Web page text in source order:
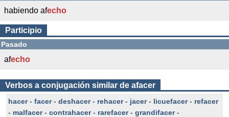
habiendo afecho
Participio
Pasado
afecho
Verbos a conjugación similar de afacer
hacer- facer- deshacer- rehacer- jacer- licuefacer- refacer
- malfacer- contrahacer- rarefacer- grandifacer-